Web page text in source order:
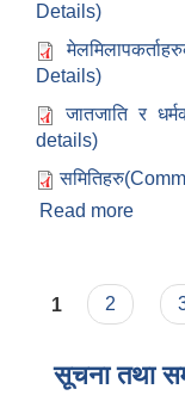
Details)
Details)
जातजाति र
details)
Read more
Pages
1 2
सूचना तथा